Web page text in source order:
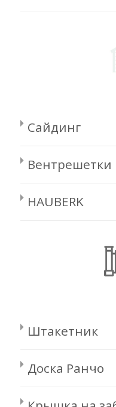
Сайдинг
Вентрешетки
HAUBERK
Штакетник
Доска Ранчо